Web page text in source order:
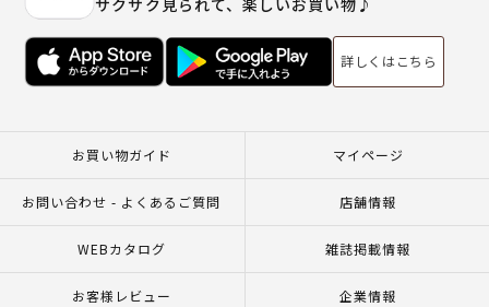
サクサク見られて、楽しいお買い物♪
詳しくはこちら
お買い物ガイド マイページ
お問い合わせ - よくあるご質問 店舗情報
WEBカタログ 雑誌掲載情報
お客様レビュー 企業情報